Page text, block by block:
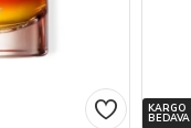
KARGO
BEDAVA